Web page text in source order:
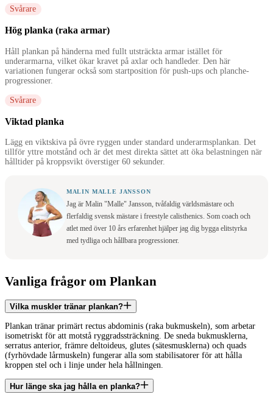
Svårare
Hög planka (raka armar)
Håll plankan på händerna med fullt utsträckta armar istället för
underarmarna, vilket ökar kravet på axlar och handleder. Den här
variationen fungerar också som startposition för push-ups och planche-
progressioner.
Svårare
Viktad planka
Lägg en viktskiva på övre ryggen under standard underarmsplankan. Det
tillför yttre motstånd och är det mest direkta sättet att öka belastningen när
hålltider på kroppsvikt överstiger 60 sekunder.
MALIN MALLE JANSSON
Jag är Malin "Malle" Jansson, tvåfaldig världsmästare och
flerfaldig svensk mästare i freestyle calisthenics. Som coach och
atlet med över 10 års erfarenhet hjälper jag dig bygga elitstyrka
med tydliga och hållbara progressioner.
Vanliga frågor om Plankan
Vilka muskler tränar plankan?
Plankan tränar primärt rectus abdominis (raka bukmuskeln), som arbetar
isometriskt för att motstå ryggradssträckning. De sneda bukmusklerna,
serratus anterior, främre deltoideus, glutes (sätesmusklerna) och quads
(fyrhövdade lårmuskeln) fungerar alla som stabilisatorer för att hålla
kroppen stel och i linje under hela hållningen.
Hur länge ska jag hålla en planka?